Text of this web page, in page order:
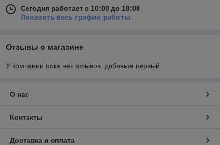
Сегодня работает с 10:00 до 18:00
Показать весь график работы
Отзывы о магазине
У компании пока нет отзывов, добавьте первый
О нас
Контакты
Доставка и оплата